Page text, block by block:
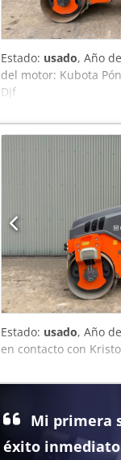
Estado: usado, Año
del motor: Kubota
Djf
Estado: usado, Año
en contacto con
Mi primera
éxito